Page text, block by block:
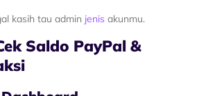
kasih tau admin jenis akunmu.
Saldo PayPal &